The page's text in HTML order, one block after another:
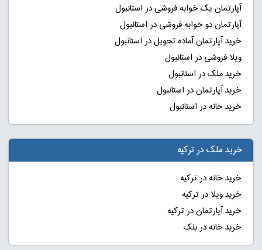
آپارتمان یک خوابه فروشی در استانبول
آپارتمان دو خوابه فروشی در استانبول
خرید آپارتمان آماده تحویل در استانبول
ویلا فروشی در استانبول
خرید ملک در استانبول
خرید آپارتمان در استانبول
خرید خانه در استانبول
خرید ملک در ترکیه
خرید خانه در ترکیه
خرید ویلا در ترکیه
خرید آپارتمان در ترکیه
خرید خانه در بلک